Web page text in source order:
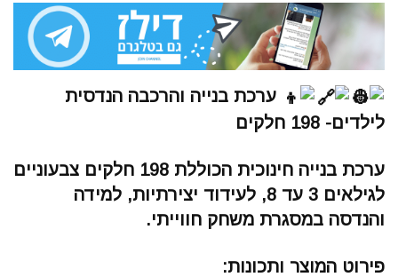
ערכת בנייה והרכבה הנדסית
לילדים- 198 חלקים
ערכת בנייה חינוכית הכוללת 198 חלקים צבעוניים
לגילאים 3 עד 8, לעידוד יצירתיות, למידה
והנדסה במסגרת משחק חווייתי.
פירוט המוצר ותכונות: